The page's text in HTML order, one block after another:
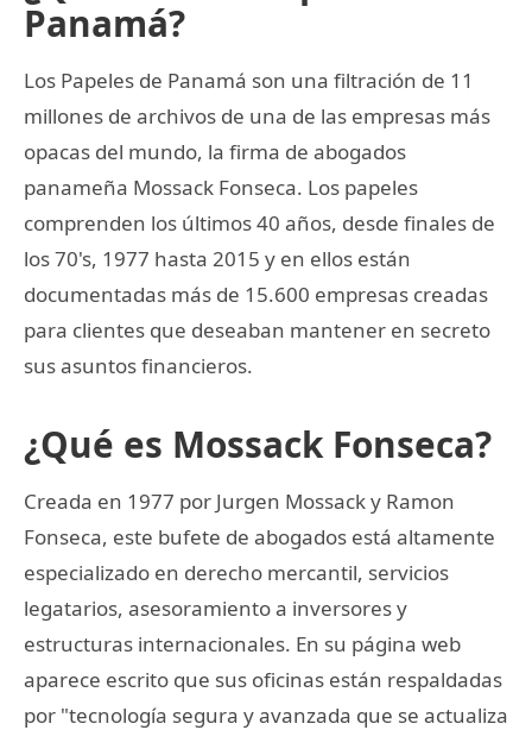
Panamá?
Los Papeles de Panamá son una filtración de 11
millones de archivos de una de las empresas más
opacas del mundo, la firma de abogados
panameña Mossack Fonseca. Los papeles
comprenden los últimos 40 años, desde finales de
los 70's, 1977 hasta 2015 y en ellos están
documentadas más de 15.600 empresas creadas
para clientes que deseaban mantener en secreto
sus asuntos financieros.
¿Qué es Mossack Fonseca?
Creada en 1977 por Jurgen Mossack y Ramon
Fonseca, este bufete de abogados está altamente
especializado en derecho mercantil, servicios
legatarios, asesoramiento a inversores y
estructuras internacionales. En su página web
aparece escrito que sus oficinas están respaldadas
por "tecnología segura y avanzada que se actualiza